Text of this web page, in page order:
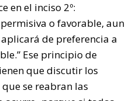
en el inciso 2º:
o favorable, aun
de preferencia a
Ese principio de
que discutir los
se reabran las